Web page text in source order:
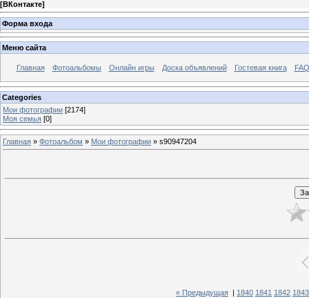
[ВКонтакте]
Форма входа
Меню сайта
Главная Фотоальбомы Онлайн игры Доска объявлений Гостевая книга
Categories
Мои фотографии [2174]
Моя семья [0]
Главная » Фотоальбом » Мои фотографии » s90947204
« Предыдущая 1840 1841 1842 1843